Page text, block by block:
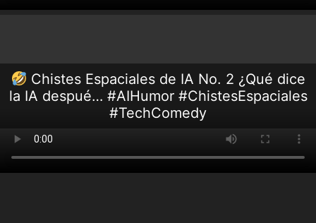
Chistes Espaciales de IA No. 2 ¿Qué dice
la IA despué… #AIHumor #ChistesEspaciales
#TechComedy